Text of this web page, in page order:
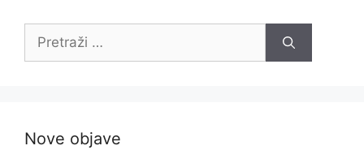
Pretraži:
Nove objave